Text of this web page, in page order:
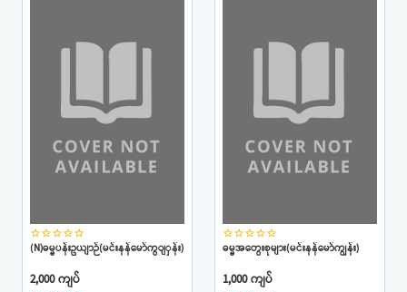
star_borderstar_borderstar_borderstar_borderstar_border
(N)ဓမ္မပန်းဥယျာဉ်(မင်းနန်မော်ကွျှန်း)
2,000 ကျပ်
star_borderstar_borderstar_borderstar_borderstar_border
ဓမ္မအတွေးစုများ(မင်းနန်မော်ကျွန်း)
1,000 ကျပ်